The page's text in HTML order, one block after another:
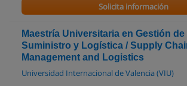
Solicita información
Maestría Universitaria en Gestión
Suministro y Logística / Supply
Management and Logistics
Universidad Internacional de Valencia (VIU)